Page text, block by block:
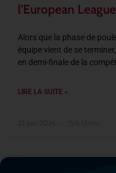
l’European League
Alors que la phase de
équipe vient de se
en demi-finale de la
LIRE LA SUITE »